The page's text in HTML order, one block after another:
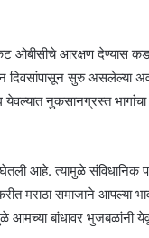
ओबीसीचे आरक्षण देण्यास
दिवसांपासून सुरु असलेल्या
नुकसानग्रस्त भागांचा
आहे. त्यामुळे संविधानिक
मराठा समाजाने आपल्या
आमच्या बांधावर भुजबळांनी